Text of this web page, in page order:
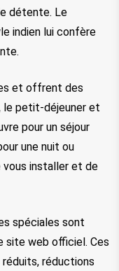
détente. Le
indien lui confère
et offrent des
le petit-déjeuner et
pour un séjour
une nuit ou
vous installer et de
spéciales sont
site web officiel. Ces
réductions